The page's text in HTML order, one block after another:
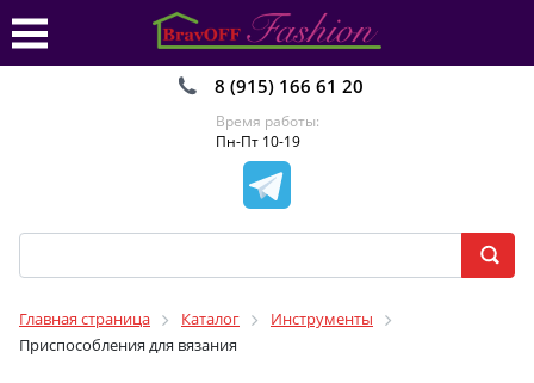
8 (915) 166 61 20
Время работы:
Пн-Пт 10-19
Главная страница Каталог
Инструменты
Приспособления для вязания